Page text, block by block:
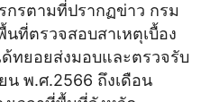
กรตามที่ปรากฏข่าว กรม
ที่ตรวจสอบสาเหตุเบื้อง
ทยอยส่งมอบและตรวจรับ
พ.ศ.2566 ถึงเดือน